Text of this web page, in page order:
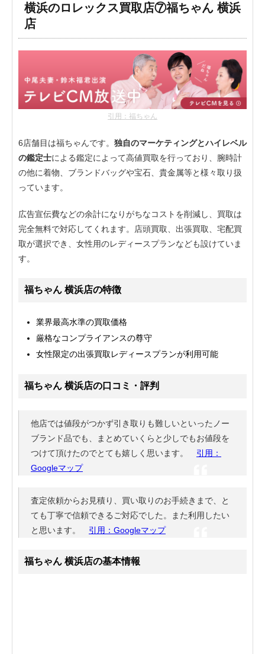
横浜のロレックス買取店⑦福ちゃん 横浜
店
引用：福ちゃん
6店舗目は福ちゃんです。 独自のマーケティングとハイレベル
の鑑定士による鑑定によって高値買取を行っており、腕時計
の他に着物、ブランドバッグや宝石、貴金属等と様々取り扱
っています。
広告宣伝費などの余計になりがちなコストを削減し、買取は
完全無料で対応してくれます。店頭買取、出張買取、宅配買
取が選択でき、女性用のレディースプランなども設けていま
す。
福ちゃん 横浜店の特徴
業界最高水準の買取価格
厳格なコンプライアンスの尊守
女性限定の出張買取レディースプランが利用可能
福ちゃん 横浜店の口コミ・評判
他店では値段がつかず引き取りも難しいといったノー
ブランド品でも、まとめていくらと少しでもお値段を
つけて頂けたのでとても嬉しく思います。 引用：
Googleマップ
査定依頼からお見積り、買い取りのお手続きまで、と
ても丁寧で信頼できるご対応でした。また利用したい
と思います。 引用：Googleマップ
福ちゃん 横浜店の基本情報